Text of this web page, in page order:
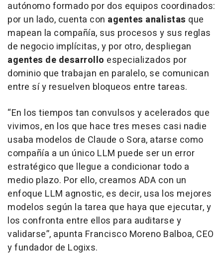
autónomo formado por dos equipos coordinados:
por un lado, cuenta con agentes analistas que
mapean la compañía, sus procesos y sus reglas
de negocio implícitas, y por otro, despliegan
agentes de desarrollo especializados por
dominio que trabajan en paralelo, se comunican
entre sí y resuelven bloqueos entre tareas.
“En los tiempos tan convulsos y acelerados que
vivimos, en los que hace tres meses casi nadie
usaba modelos de Claude o Sora, atarse como
compañía a un único LLM puede ser un error
estratégico que llegue a condicionar todo a
medio plazo. Por ello, creamos ADA con un
enfoque LLM agnostic, es decir, usa los mejores
modelos según la tarea que haya que ejecutar, y
los confronta entre ellos para auditarse y
validarse”, apunta Francisco Moreno Balboa, CEO
y fundador de Logixs.